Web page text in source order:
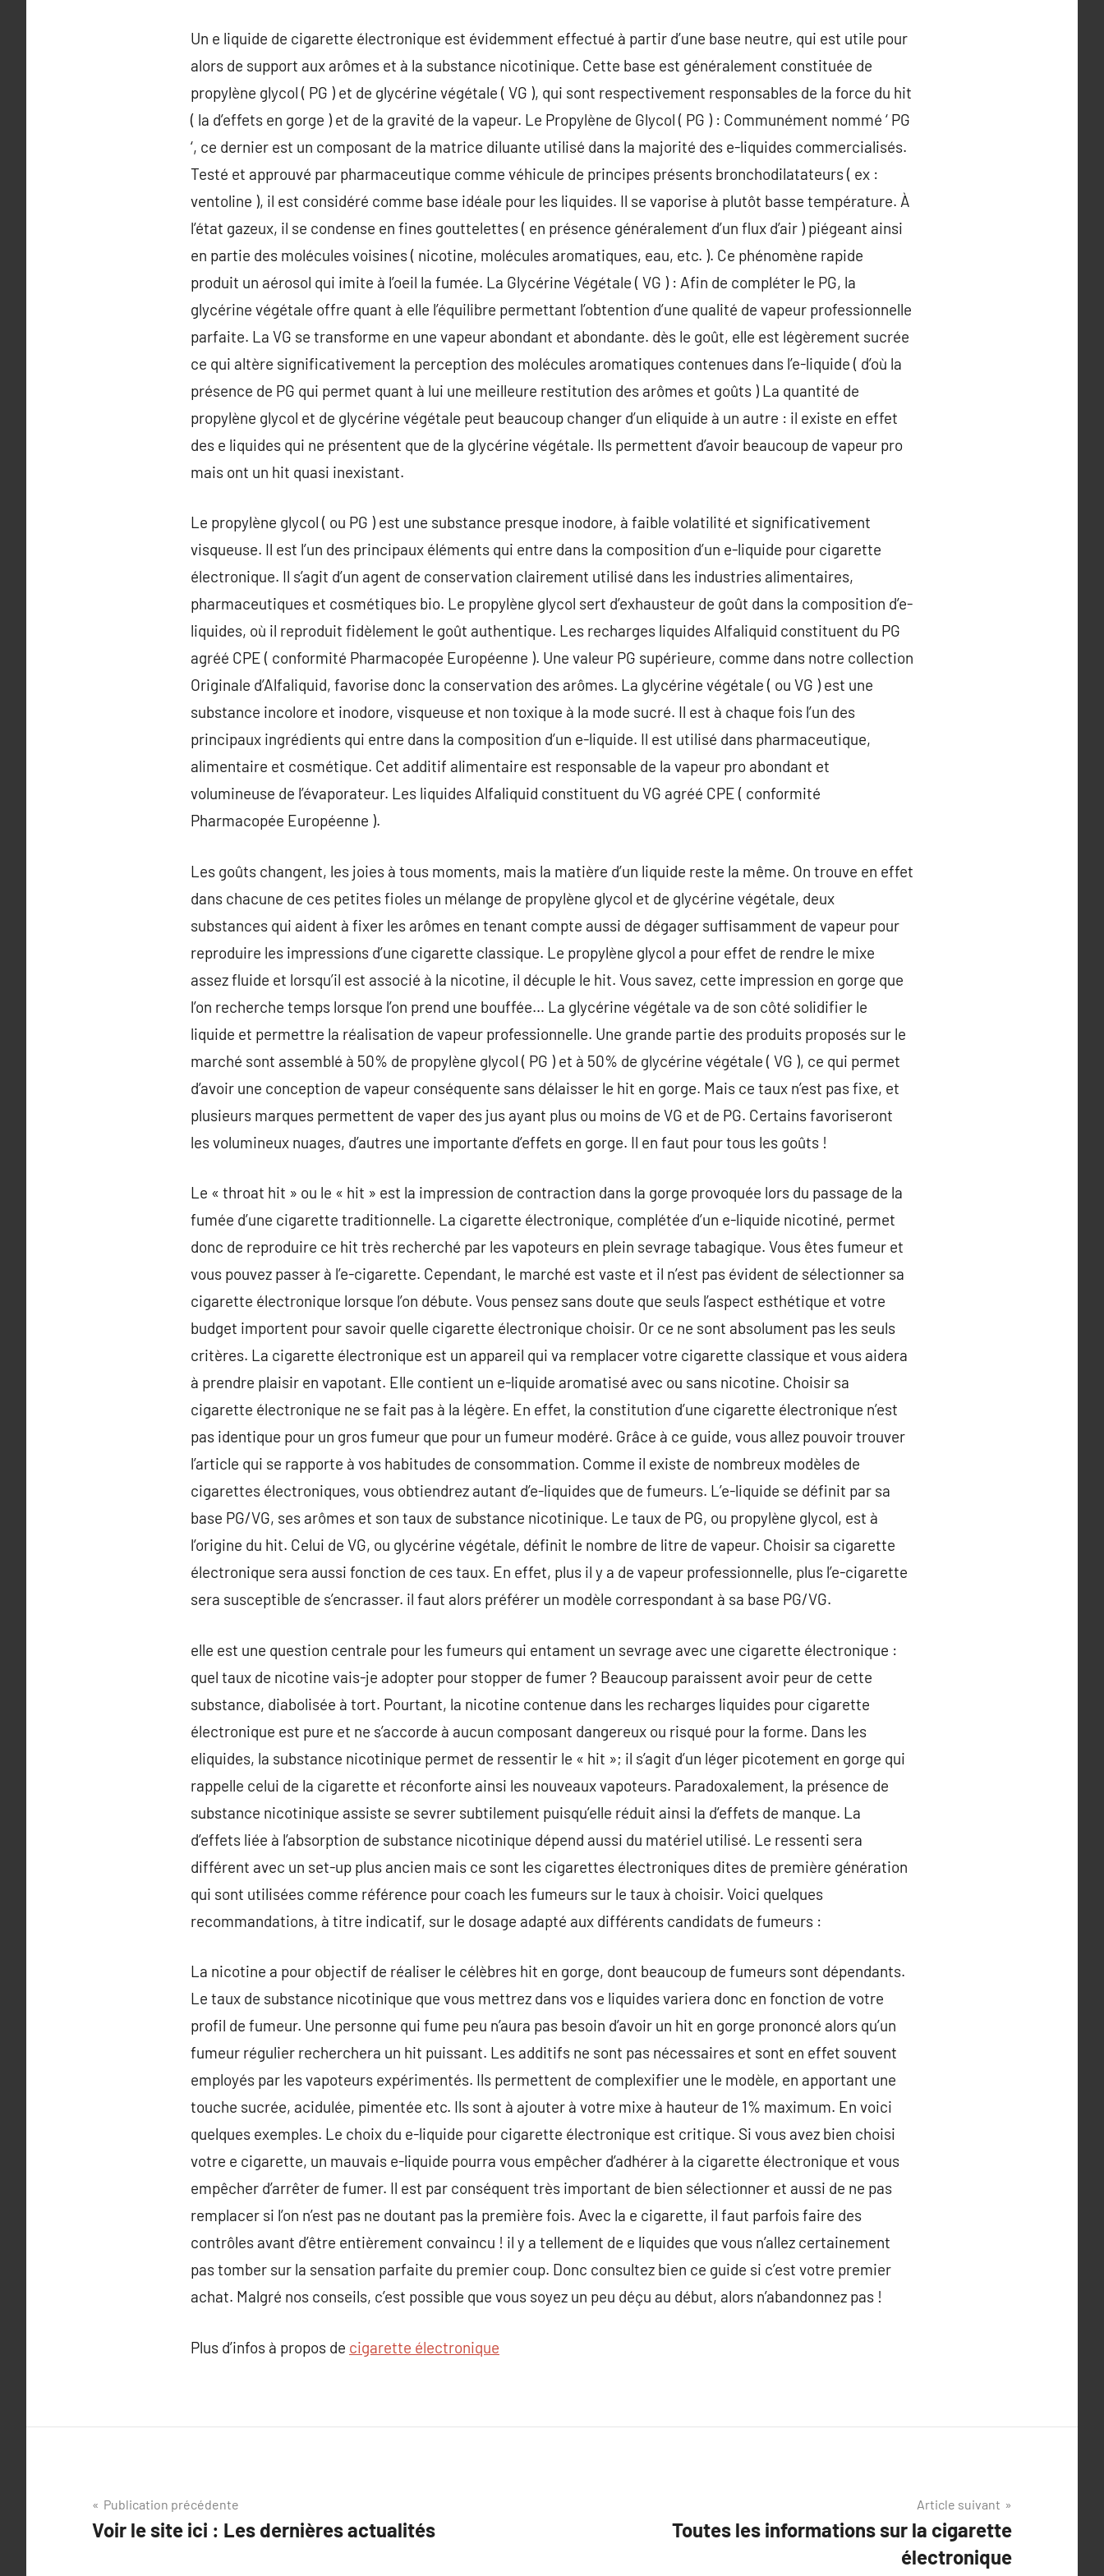
Un e liquide de cigarette électronique est évidemment effectué à partir d’une base neutre, qui est utile pour
alors de support aux arômes et à la substance nicotinique. Cette base est généralement constituée de
propylène glycol ( PG ) et de glycérine végétale ( VG ), qui sont respectivement responsables de la force du hit
( la d’effets en gorge ) et de la gravité de la vapeur. Le Propylène de Glycol ( PG ) : Communément nommé ‘ PG
‘, ce dernier est un composant de la matrice diluante utilisé dans la majorité des e-liquides commercialisés.
Testé et approuvé par pharmaceutique comme véhicule de principes présents bronchodilatateurs ( ex :
ventoline ), il est considéré comme base idéale pour les liquides. Il se vaporise à plutôt basse température. À
l’état gazeux, il se condense en fines gouttelettes ( en présence généralement d’un flux d’air ) piégeant ainsi
en partie des molécules voisines ( nicotine, molécules aromatiques, eau, etc. ). Ce phénomène rapide
produit un aérosol qui imite à l’oeil la fumée. La Glycérine Végétale ( VG ) : Afin de compléter le PG, la
glycérine végétale offre quant à elle l’équilibre permettant l’obtention d’une qualité de vapeur professionnelle
parfaite. La VG se transforme en une vapeur abondant et abondante. dès le goût, elle est légèrement sucrée
ce qui altère significativement la perception des molécules aromatiques contenues dans l’e-liquide ( d’où la
présence de PG qui permet quant à lui une meilleure restitution des arômes et goûts ) La quantité de
propylène glycol et de glycérine végétale peut beaucoup changer d’un eliquide à un autre : il existe en effet
des e liquides qui ne présentent que de la glycérine végétale. Ils permettent d’avoir beaucoup de vapeur pro
mais ont un hit quasi inexistant.
Le propylène glycol ( ou PG ) est une substance presque inodore, à faible volatilité et significativement
visqueuse. Il est l’un des principaux éléments qui entre dans la composition d’un e-liquide pour cigarette
électronique. Il s’agit d’un agent de conservation clairement utilisé dans les industries alimentaires,
pharmaceutiques et cosmétiques bio. Le propylène glycol sert d’exhausteur de goût dans la composition d’e-
liquides, où il reproduit fidèlement le goût authentique. Les recharges liquides Alfaliquid constituent du PG
agréé CPE ( conformité Pharmacopée Européenne ). Une valeur PG supérieure, comme dans notre collection
Originale d’Alfaliquid, favorise donc la conservation des arômes. La glycérine végétale ( ou VG ) est une
substance incolore et inodore, visqueuse et non toxique à la mode sucré. Il est à chaque fois l’un des
principaux ingrédients qui entre dans la composition d’un e-liquide. Il est utilisé dans pharmaceutique,
alimentaire et cosmétique. Cet additif alimentaire est responsable de la vapeur pro abondant et
volumineuse de l’évaporateur. Les liquides Alfaliquid constituent du VG agréé CPE ( conformité
Pharmacopée Européenne ).
Les goûts changent, les joies à tous moments, mais la matière d’un liquide reste la même. On trouve en effet
dans chacune de ces petites fioles un mélange de propylène glycol et de glycérine végétale, deux
substances qui aident à fixer les arômes en tenant compte aussi de dégager suffisamment de vapeur pour
reproduire les impressions d’une cigarette classique. Le propylène glycol a pour effet de rendre le mixe
assez fluide et lorsqu’il est associé à la nicotine, il décuple le hit. Vous savez, cette impression en gorge que
l’on recherche temps lorsque l’on prend une bouffée… La glycérine végétale va de son côté solidifier le
liquide et permettre la réalisation de vapeur professionnelle. Une grande partie des produits proposés sur le
marché sont assemblé à 50% de propylène glycol ( PG ) et à 50% de glycérine végétale ( VG ), ce qui permet
d’avoir une conception de vapeur conséquente sans délaisser le hit en gorge. Mais ce taux n’est pas fixe, et
plusieurs marques permettent de vaper des jus ayant plus ou moins de VG et de PG. Certains favoriseront
les volumineux nuages, d’autres une importante d’effets en gorge. Il en faut pour tous les goûts !
Le « throat hit » ou le « hit » est la impression de contraction dans la gorge provoquée lors du passage de la
fumée d’une cigarette traditionnelle. La cigarette électronique, complétée d’un e-liquide nicotiné, permet
donc de reproduire ce hit très recherché par les vapoteurs en plein sevrage tabagique. Vous êtes fumeur et
vous pouvez passer à l’e-cigarette. Cependant, le marché est vaste et il n’est pas évident de sélectionner sa
cigarette électronique lorsque l’on débute. Vous pensez sans doute que seuls l’aspect esthétique et votre
budget importent pour savoir quelle cigarette électronique choisir. Or ce ne sont absolument pas les seuls
critères. La cigarette électronique est un appareil qui va remplacer votre cigarette classique et vous aidera
à prendre plaisir en vapotant. Elle contient un e-liquide aromatisé avec ou sans nicotine. Choisir sa
cigarette électronique ne se fait pas à la légère. En effet, la constitution d’une cigarette électronique n’est
pas identique pour un gros fumeur que pour un fumeur modéré. Grâce à ce guide, vous allez pouvoir trouver
l’article qui se rapporte à vos habitudes de consommation. Comme il existe de nombreux modèles de
cigarettes électroniques, vous obtiendrez autant d’e-liquides que de fumeurs. L’e-liquide se définit par sa
base PG/VG, ses arômes et son taux de substance nicotinique. Le taux de PG, ou propylène glycol, est à
l’origine du hit. Celui de VG, ou glycérine végétale, définit le nombre de litre de vapeur. Choisir sa cigarette
électronique sera aussi fonction de ces taux. En effet, plus il y a de vapeur professionnelle, plus l’e-cigarette
sera susceptible de s’encrasser. il faut alors préférer un modèle correspondant à sa base PG/VG.
elle est une question centrale pour les fumeurs qui entament un sevrage avec une cigarette électronique :
quel taux de nicotine vais-je adopter pour stopper de fumer ? Beaucoup paraissent avoir peur de cette
substance, diabolisée à tort. Pourtant, la nicotine contenue dans les recharges liquides pour cigarette
électronique est pure et ne s’accorde à aucun composant dangereux ou risqué pour la forme. Dans les
eliquides, la substance nicotinique permet de ressentir le « hit »; il s’agit d’un léger picotement en gorge qui
rappelle celui de la cigarette et réconforte ainsi les nouveaux vapoteurs. Paradoxalement, la présence de
substance nicotinique assiste se sevrer subtilement puisqu’elle réduit ainsi la d’effets de manque. La
d’effets liée à l’absorption de substance nicotinique dépend aussi du matériel utilisé. Le ressenti sera
différent avec un set-up plus ancien mais ce sont les cigarettes électroniques dites de première génération
qui sont utilisées comme référence pour coach les fumeurs sur le taux à choisir. Voici quelques
recommandations, à titre indicatif, sur le dosage adapté aux différents candidats de fumeurs :
La nicotine a pour objectif de réaliser le célèbres hit en gorge, dont beaucoup de fumeurs sont dépendants.
Le taux de substance nicotinique que vous mettrez dans vos e liquides variera donc en fonction de votre
profil de fumeur. Une personne qui fume peu n’aura pas besoin d’avoir un hit en gorge prononcé alors qu’un
fumeur régulier recherchera un hit puissant. Les additifs ne sont pas nécessaires et sont en effet souvent
employés par les vapoteurs expérimentés. Ils permettent de complexifier une le modèle, en apportant une
touche sucrée, acidulée, pimentée etc. Ils sont à ajouter à votre mixe à hauteur de 1% maximum. En voici
quelques exemples. Le choix du e-liquide pour cigarette électronique est critique. Si vous avez bien choisi
votre e cigarette, un mauvais e-liquide pourra vous empêcher d’adhérer à la cigarette électronique et vous
empêcher d’arrêter de fumer. Il est par conséquent très important de bien sélectionner et aussi de ne pas
remplacer si l’on n’est pas ne doutant pas la première fois. Avec la e cigarette, il faut parfois faire des
contrôles avant d’être entièrement convaincu ! il y a tellement de e liquides que vous n’allez certainement
pas tomber sur la sensation parfaite du premier coup. Donc consultez bien ce guide si c’est votre premier
achat. Malgré nos conseils, c’est possible que vous soyez un peu déçu au début, alors n’abandonnez pas !
Plus d’infos à propos de cigarette électronique
Navigation
de
Publication précédente
Voir le site ici : Les dernières actualités
Article suivant
Toutes les informations sur la cigarette
électronique